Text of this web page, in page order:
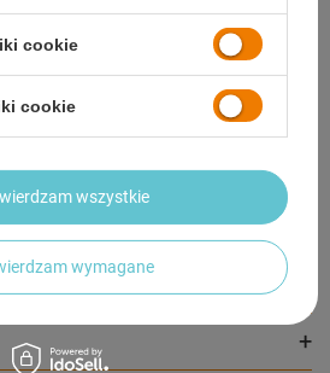
Śpiwór
123,84 zł
cookie
cookie
wymagane
wszystkie